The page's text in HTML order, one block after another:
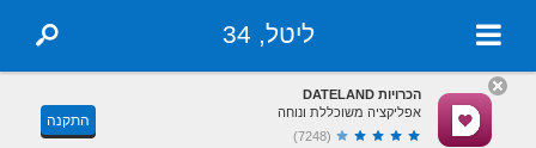
ליטל, 34
הכרויות DATELAND
אפליקציה משוכללת ונוחה
(7248)
התקנה